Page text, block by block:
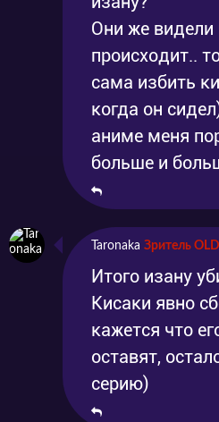
Они же видели
происходит..
сама избить
когда он
аниме меня
больше и
Taronaka Зритель
Итого изану
Кисаки явно
кажется что
оставят,
серию)